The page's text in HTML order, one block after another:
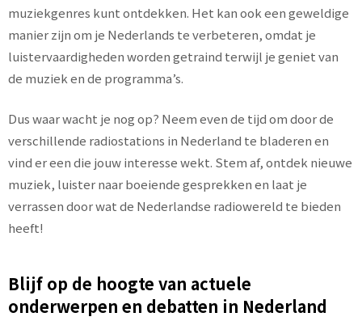
muziekgenres kunt ontdekken. Het kan ook een geweldige
manier zijn om je Nederlands te verbeteren, omdat je
luistervaardigheden worden getraind terwijl je geniet van
de muziek en de programma’s.
Dus waar wacht je nog op? Neem even de tijd om door de
verschillende radiostations in Nederland te bladeren en
vind er een die jouw interesse wekt. Stem af, ontdek nieuwe
muziek, luister naar boeiende gesprekken en laat je
verrassen door wat de Nederlandse radiowereld te bieden
heeft!
Blijf op de hoogte van actuele
onderwerpen en debatten in Nederland